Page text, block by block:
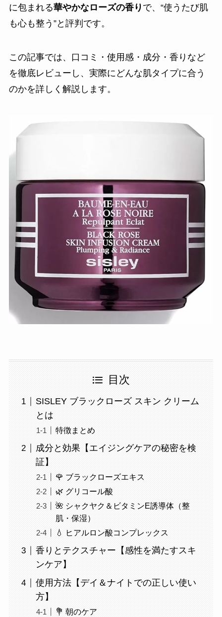
に包まれる華やかなローズの香り で、“使うたび肌
も心も整う”と評判です。
この記事では、口コミ・使用感・成分・香りなど
を徹底レビューし、実際にどんな肌タイプに合う
のかを詳しく解説します。
目次
SISLEY ブラックローズ スキン クリーム
とは
特徴まとめ
成分と効果【エイジングケアの秘密を検
証】
🌹 ブラックローズエキス
🌿 グリコール酸
🌺 シャクヤク＆ビタミンE誘導体（整
肌・保湿）
💧 ヒアルロン酸コンプレックス
香りとテクスチャー【感性を満たすスキ
ンケア】
使用方法【デイ＆ナイトでの正しい使い
方】
💐 朝のケア